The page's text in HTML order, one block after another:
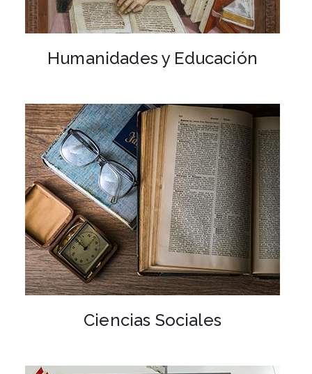
Humanidades y Educación
Ciencias Sociales